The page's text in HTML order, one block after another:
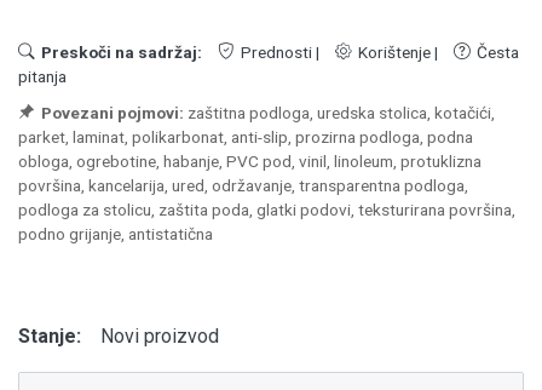
Preskoči na sadržaj: Prednosti| Korištenje|
Česta
pitanja
Povezani pojmovi: zaštitna podloga, uredska stolica, kotačići,
parket, laminat, polikarbonat, anti-slip, prozirna podloga, podna
obloga, ogrebotine, habanje, PVC pod, vinil, linoleum, protuklizna
površina, kancelarija, ured, održavanje, transparentna podloga,
podloga za stolicu, zaštita poda, glatki podovi, teksturirana površina,
podno grijanje, antistatična
Stanje: Novi proizvod